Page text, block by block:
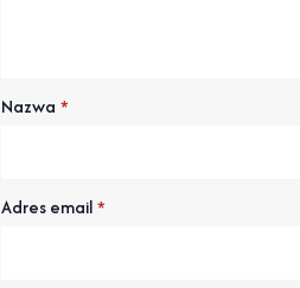
Nazwa *
Adres email*